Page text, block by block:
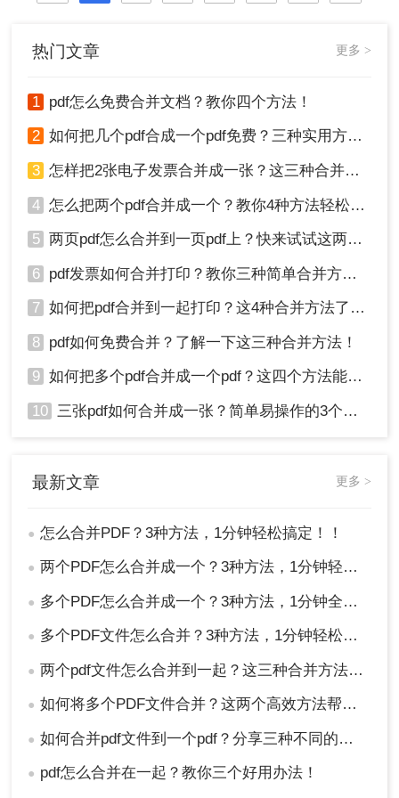
热门文章 更多 >
1 pdf怎么免费合并文档？教你四个方法！
2 如何把几个pdf合成一个pdf免费？三种实用方法分享！
3 怎样把2张电子发票合并成一张？这三种合并方法学习一下!
4 怎么把两个pdf合并成一个？教你4种方法轻松完成合并！
5 两页pdf怎么合并到一页pdf上？快来试试这两种方法吧！
6 pdf发票如何合并打印？教你三种简单合并方法！
7 如何把pdf合并到一起打印？这4种合并方法了解一下！
8 pdf如何免费合并？了解一下这三种合并方法！
9 如何把多个pdf合并成一个pdf？这四个方法能帮助大家！
10 三张pdf如何合并成一张？简单易操作的3个方法！
最新文章 更多 >
● 怎么合并PDF？3种方法，1分钟轻松搞定！！
● 两个PDF怎么合并成一个？3种方法，1分钟轻松搞定！
● 多个PDF怎么合并成一个？3种方法，1分钟全搞定！！
● 多个PDF文件怎么合并？3种方法，1分钟轻松搞定！!
● 两个pdf文件怎么合并到一起？这三种合并方法超实用！
● 如何将多个PDF文件合并？这两个高效方法帮你解决！
● 如何合并pdf文件到一个pdf？分享三种不同的方法来帮助您轻松合并！
● pdf怎么合并在一起？教你三个好用办法！